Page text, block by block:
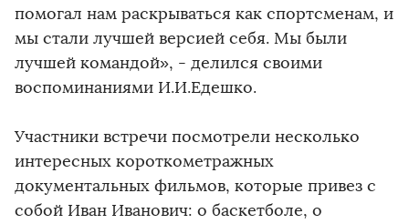
помогал нам раскрываться как спортсменам, и
мы стали лучшей версией себя. Мы были
лучшей командой», - делился своими
воспоминаниями И.И.Едешко.
Участники встречи посмотрели несколько
интересных короткометражных
документальных фильмов, которые привез с
собой Иван Иванович: о баскетболе, о